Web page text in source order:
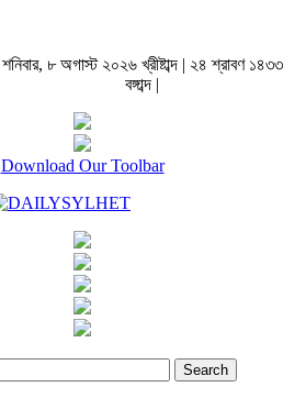
শনিবার, ৮ অগাস্ট ২০২৬ খ্রীষ্টাব্দ | ২৪ শ্রাবণ ১৪৩৩
বঙ্গাব্দ |
Download Our Toolbar